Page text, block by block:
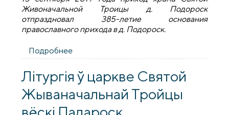
Живоначальной Троицы д. Подороск
отпраздновал 385-летие основания
православного прихода в д. Подороск.
Подробнее
Святой Живоначальной Троицы д.
Подороск
Літургія ў царкве Святой
Жываначальнай Тройцы
вёскi Падароск